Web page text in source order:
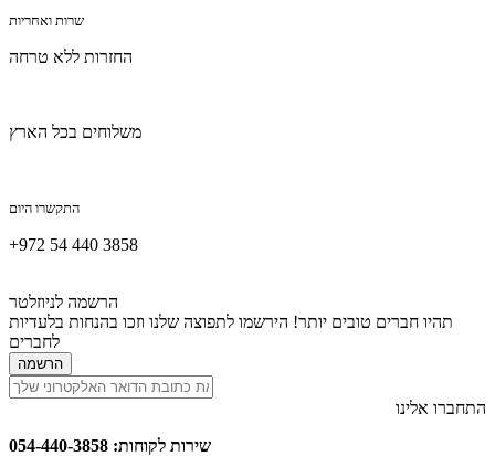
שרות ואחריות
החזרות ללא טרחה
משלוחים בכל הארץ
התקשרו היום
+972 54 440 3858
הרשמה לניוזלטר
תהיו חברים טובים יותר! הירשמו לתפוצה שלנו וזכו בהנחות בלעדיות
לחברים
הרשמה
התחברו אלינו
שירות לקוחות: 054-440-3858